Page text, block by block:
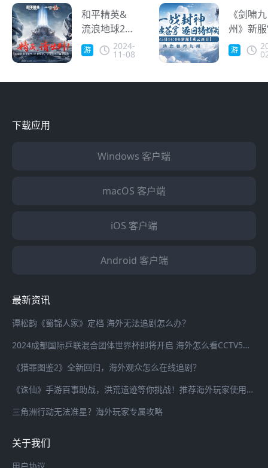
神？
和平精英&
流浪地球2全
新联动开
启，海外玩
日版本？
游
2024-
11-08
玩家新
么畅享
本？
《剑啸九
州》新服
云逐日”
海外玩
么办？
游
下载应用
Windows 客户端
macOS 客户端
iOS 客户端
Android 客户端
最新资讯
谭松韵《蜀锦人家》定档 海外无法追剧怎么办？
2024成都国际乒联混合团体世界杯即将开启 海外怎么看CCTV5全程直播？
《猎罪图鉴2》全新回归，海外观众怎么在线追剧？
《诛仙》手游百事助战，洪荒遗迹等你挑战！推荐海外玩家使用海螺加速器畅连国服游戏
三角洲行动无法准星？海外玩家专属攻略
关于我们